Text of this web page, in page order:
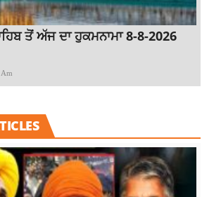
ਤੋਂ ਅੱਜ ਦਾ ਹੁਕਮਨਾਮਾ 8-8-2026